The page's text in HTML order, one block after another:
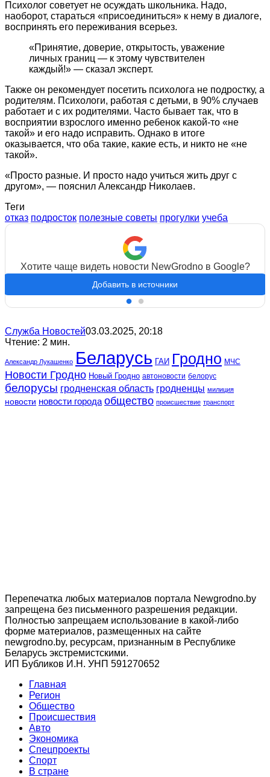
Психолог советует не осуждать школьника. Надо,
наоборот, стараться «присоединиться» к нему в диалоге,
воспринять его переживания всерьез.
«Принятие, доверие, открытость, уважение
личных границ — к этому чувствителен
каждый!» — сказал эксперт.
Также он рекомендует посетить психолога не подростку, а
родителям. Психологи, работая с детьми, в 90% случаев
работает и с их родителями. Часто бывает так, что в
восприятии взрослого именно ребенок какой-то «не
такой» и его надо исправить. Однако в итоге
оказывается, что оба такие, какие есть, и никто не «не
такой».
«Просто разные. И просто надо учиться жить друг с
другом», — пояснил Александр Николаев.
Теги
отказ подросток полезные советы прогулки учеба
Хотите чаще видеть новости NewGrodno в Google?
Добавить в источники
Служба Новостей03.03.2025, 20:18
Чтение: 2 мин.
Александр Лукашенко Беларусь ГАИ Гродно МЧС
Новости Гродно Новый Гродно автоновости белорус
белорусы гродненская область гродненцы милиция
новости новости города общество происшествие транспорт
Перепечатка любых материалов портала Newgrodno.by
запрещена без письменного разрешения редакции.
Полностью запрещаем использование в какой-либо
форме материалов, размещенных на сайте
newgrodno.by, ресурсам, признанным в Республике
Беларусь экстремистскими.
ИП Бубликов И.Н. УНП 591270652
Главная
Регион
Общество
Происшествия
Авто
Экономика
Спецпроекты
Cпорт
В стране